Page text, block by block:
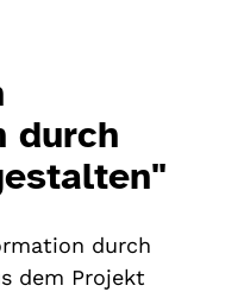
durch
durch
dem Projekt